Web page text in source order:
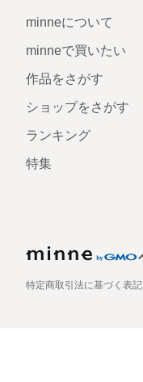
minneについて
minneで買いたい
作品をさがす
ショップをさがす
ランキング
特集
特定商取引法に基づく表記